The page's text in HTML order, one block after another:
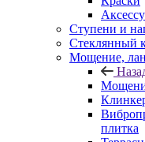
Ступени и
Cтеклянный
Мощение,
плитка